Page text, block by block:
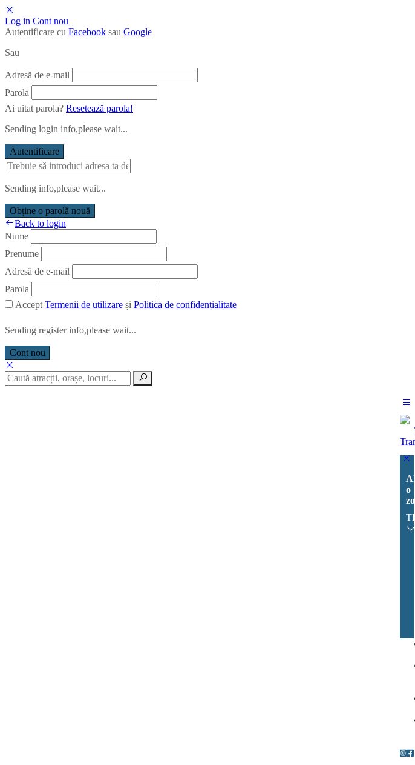
Log in Cont nou
Autentificare cu Facebook sau Google
Sau
Adresă de e-mail
Parola
Ai uitat parola? Resetează parola!
Sending login info,please wait...
Autentificare
Sending info,please wait...
Obține o parolă nouă
Back to login
Nume
Prenume
Adresă de e-mail
Parola
Accept Termenii de utilizare și Politica de confidențialitate
Sending register info,please wait...
Cont nou
o